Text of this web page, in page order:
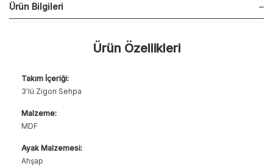
Ürün Bilgileri
Ürün Özellikleri
Takım İçeriği:
3'lü Zigon Sehpa
Malzeme:
MDF
Ayak Malzemesi:
Ahşap